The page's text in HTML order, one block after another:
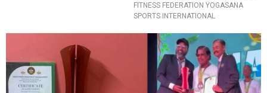
FITNESS FEDERATION YOGASANA
SPORTS INTERNATIONAL